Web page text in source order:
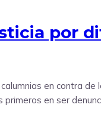
por
en contra de
en ser